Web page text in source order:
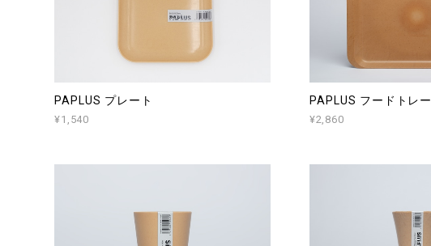
PAPLUS プレート
¥1,540
PAPLUS フードトレー
¥2,860